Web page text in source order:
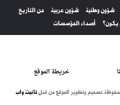
شؤون وطنية شؤون عربية
من التاريخ
يكون؟ أصداء المؤسسات
خريطة الموقع
تصميم وتطوير الموقع من قبلتانيت واب